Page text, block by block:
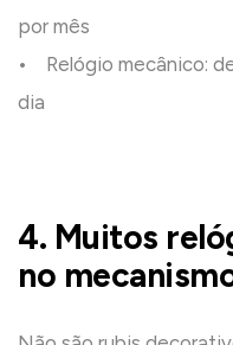
por mês
• Relógio mecânico:
dia
4. Muitos
no